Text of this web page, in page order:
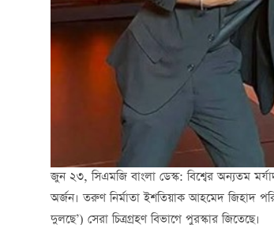
জুন ২৩, সিএমজি বাংলা ডেস্ক: বিশ্বের অন্যতম
অর্জন। তরুণ নির্মাতা ইশতিয়াক আহমেদ জিহাদ
দুলছে’) সেরা চিত্রগ্রহণ বিভাগে পুরস্কার জিতেছে।